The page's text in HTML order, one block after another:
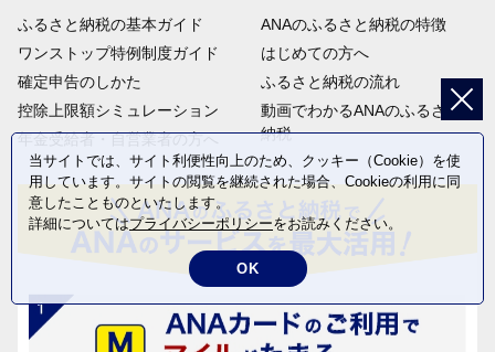
ふるさと納税の基本ガイド
ワンストップ特例制度ガイド
確定申告のしかた
控除上限額シミュレーション
年金受給者・自営業者の方へ
ANAのふるさと納税の特徴
はじめての方へ
ふるさと納税の流れ
動画でわかるANAのふるさと
納税
当サイトでは、サイト利便性向上のため、クッキー（Cookie）を使
用しています。サイトの閲覧を継続された場合、Cookieの利用に同
意したことものといたします。
詳細についてはプライバシーポリシーをお読みください。
OK